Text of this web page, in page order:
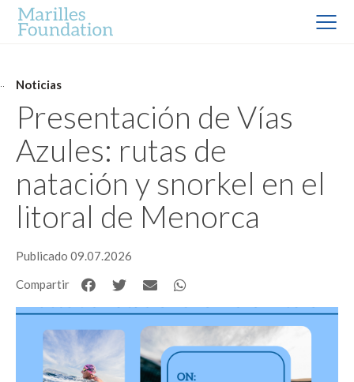
Noticias
Presentación de Vías
Azules: rutas de
natación y snorkel en el
litoral de Menorca
Publicado 09.07.2026
Compartir